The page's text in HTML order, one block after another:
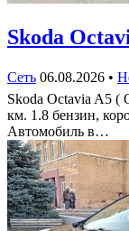
Skoda
Сеть 06.08.2026 •
Skoda Octavia A5 (
км. 1.8 бензин,
Автомобиль в…